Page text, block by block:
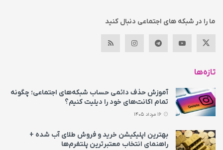
ما را در شبکه های اجتماعی دنبال کنید
تازه‌ها
آموزش حذف دائمی حساب شبکه‌های اجتماعی؛ چگونه
تمام اکانت‌های خود را دیلیت کنیم؟
بهترین اپلیکیشن خرید و فروش طلای آب شده +
راهنمای انتخاب معتبرترین پلتفرم‌ها